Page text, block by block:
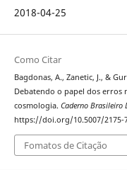
2018-04-25
Como Citar
Bagdonas, A., Zanetic, J., &
Debatendo o papel dos erros
cosmologia. Caderno Brasileiro
https://doi.org/10.5007/2175-
Fomatos de Citação